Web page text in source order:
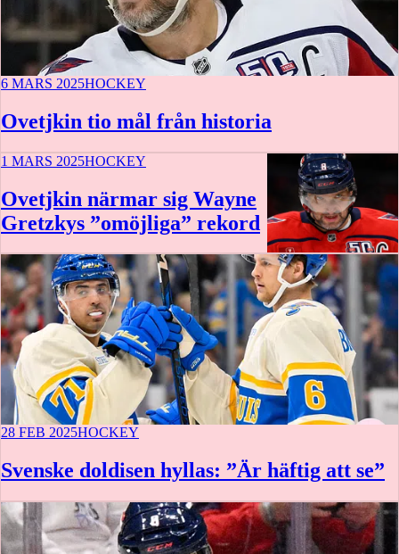
6 MARS 2025HOCKEY
Ovetjkin tio mål från historia
1 MARS 2025HOCKEY
Ovetjkin närmar sig Wayne
Gretzkys ”omöjliga” rekord
28 FEB 2025HOCKEY
Svenske doldisen hyllas: ”Är häftig att se”